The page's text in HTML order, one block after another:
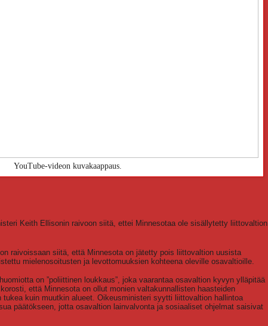
YouTube-videon kuvakaappaus.
Keith Ellisonin raivoon siitä, ettei Minnesotaa ole sisällytetty liittovaltion
raivoissaan siitä, että Minnesota on jätetty pois liittovaltion uusista
mielenosoitusten ja levottomuuksien kohteena oleville osavaltioille.
on ”poliittinen loukkaus”, joka vaarantaa osavaltion kyvyn ylläpitää
että Minnesota on ollut monien valtakunnallisten haasteiden
kuin muutkin alueet. Oikeusministeri syytti liittovaltion hallintoa
päätökseen, jotta osavaltion lainvalvonta ja sosiaaliset ohjelmat saisivat